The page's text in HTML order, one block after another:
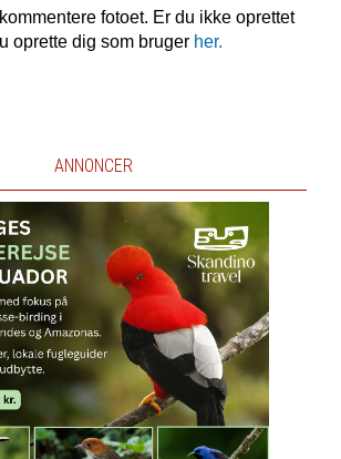
fotoet. Er du ikke oprettet
oprette dig som bruger her.
ANNONCER